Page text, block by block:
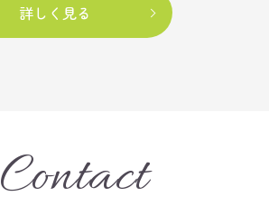
詳しく見る
Contact